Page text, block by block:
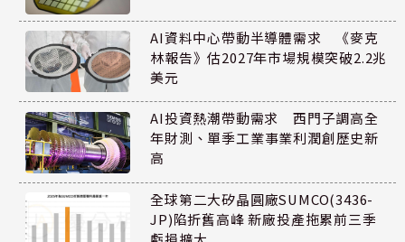
AI資料中心帶動半導體需求 《麥克
林報告》估2027年市場規模突破2.2兆
美元
AI投資熱潮帶動需求 西門子調高全
年財測、單季工業事業利潤創歷史新
高
全球第二大矽晶圓廠SUMCO(3436-
JP)陷折舊高峰 新廠投產拖累前三季